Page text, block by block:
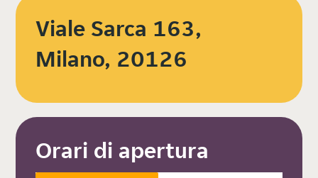
Viale Sarca 163,
Milano, 20126
Orari di apertura